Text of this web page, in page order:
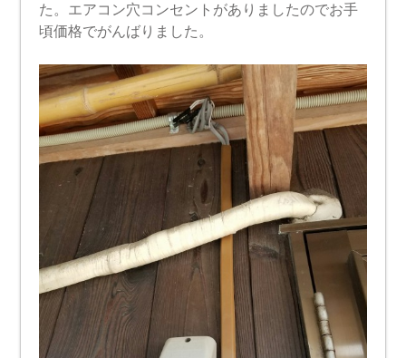
た。エアコン穴コンセントがありましたのでお手
頃価格でがんばりました。